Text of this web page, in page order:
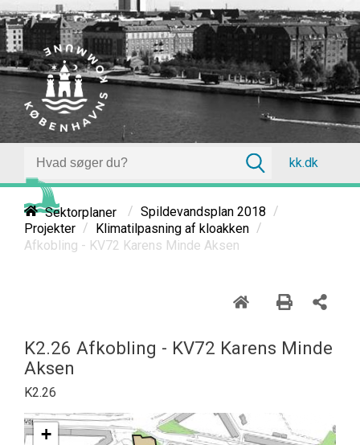
kk.dk
Sektorplaner / Spildevandsplan 2018 /
Projekter / Klimatilpasning af kloakken /
Afkobling - KV72 Karens Minde Aksen
K2.26 Afkobling - KV72 Karens Minde
Aksen
K2.26
+